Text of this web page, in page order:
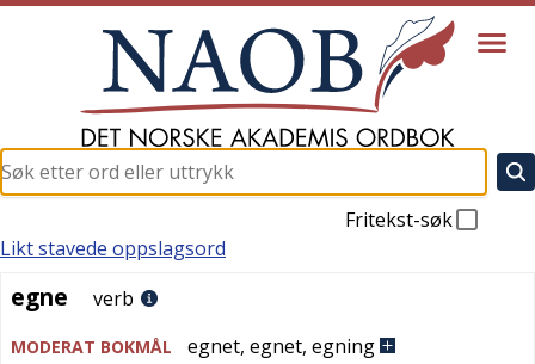
Fritekst-søk
egne
Likt stavede oppslagsord
egne verb
MODERAT BOKMÅL egnet, egnet, egning